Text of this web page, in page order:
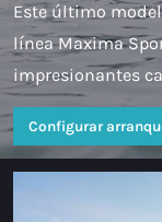
Maxima 840
Maxima 800 cabin
Maxima 35
Este último
línea Maxima
impresionantes
Configurar